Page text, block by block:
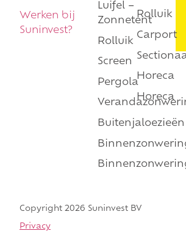
Werken bij
Suninvest?
Luifel –
Zonnetent
Rolluik
Screen
Pergola
Buitenjaloezieën
Rolluik
Carport
Horeca
Horeca
Copyright 2026 Suninvest BV
Privacy